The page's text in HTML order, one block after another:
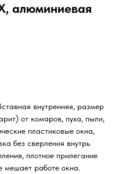
алюминиевая
внутренняя, размер
от комаров, пуха, пыли,
пластиковые окна,
без сверления внутрь
плотное прилегание
мешает работе окна.